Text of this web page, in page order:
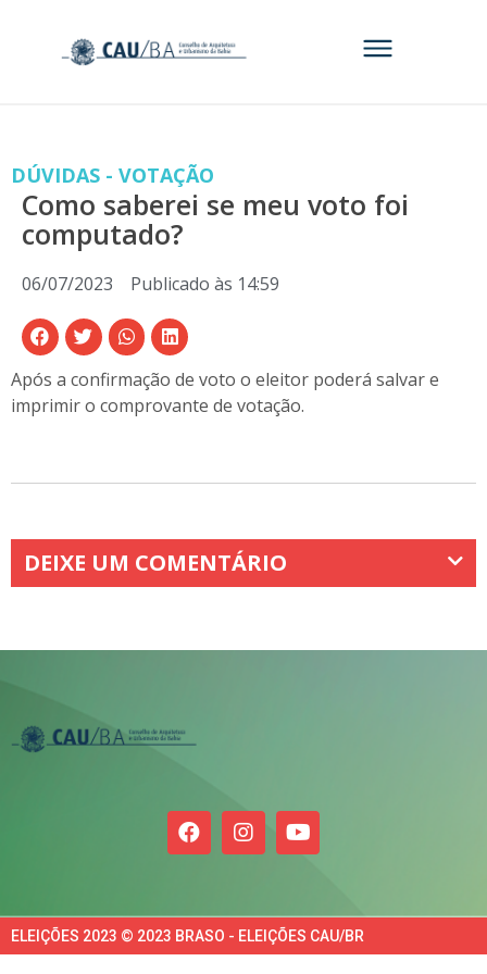
DÚVIDAS - VOTAÇÃO
Como saberei se meu voto foi
computado?
06/07/2023 Publicado às 14:59
Após a confirmação de voto o eleitor poderá salvar e
imprimir o comprovante de votação.
DEIXE UM COMENTÁRIO
ELEIÇÕES 2023 © 2023 BRASO - ELEIÇÕES CAU/BR